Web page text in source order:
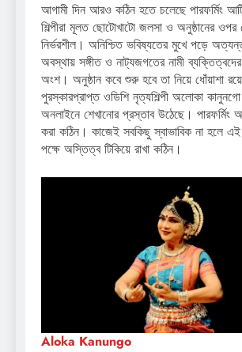
আগামী দিন আরও কঠিন হতে চলেছে পারফর্মিং
শিল্পীরা মূলত ছোটোখাটো জলসা ও অনুষ্ঠানের
নির্ভরশীল। অনিশ্চিত ভবিষ্যতের মুখে পড়ে
অবস্থায় সঙ্গীত ও নাট্যজগতের নামী
অংশ। অনুষ্ঠান কবে শুরু হবে তা নিয়ে ধোঁয়াশা
পুরস্কারপ্রাপ্ত ওডিশি নৃত্যশিল্পী অলোকা
অনলাইনে শেখানোর প্রস্তাব উঠেছে। পারফর্মিং
করা কঠিন। কাজেই সবকিছু স্বাভাবিক না হলে এই
পক্ষে অস্তিত্ব টিকিয়ে রাখা কঠিন।
Aloka Kanungo